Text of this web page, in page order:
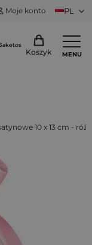
Moje konto PL
Koszyk MENU
10 x 13 cm -